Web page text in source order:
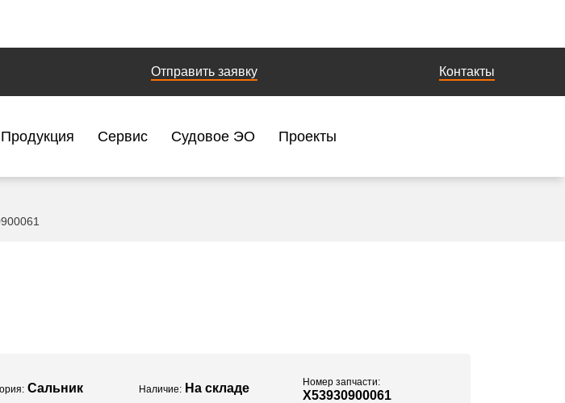
Отправить заявку Контакты
Продукция Сервис Судовое ЭО Проекты
Сальник Наличие: На складе Номер запчасти:
X53930900061